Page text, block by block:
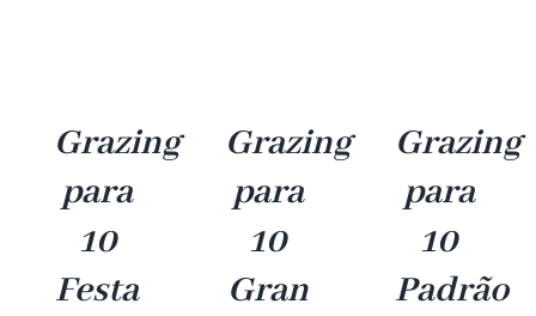
Grazing
para
10
Festa
Grazing
para
10
Gran
Grazing
para
10
Padrão